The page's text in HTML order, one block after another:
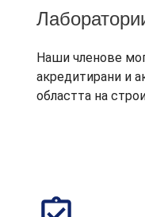
Наши членове
акредитирани и
областта на